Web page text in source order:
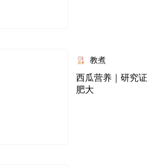
教煮
西瓜营养｜研究
肥大